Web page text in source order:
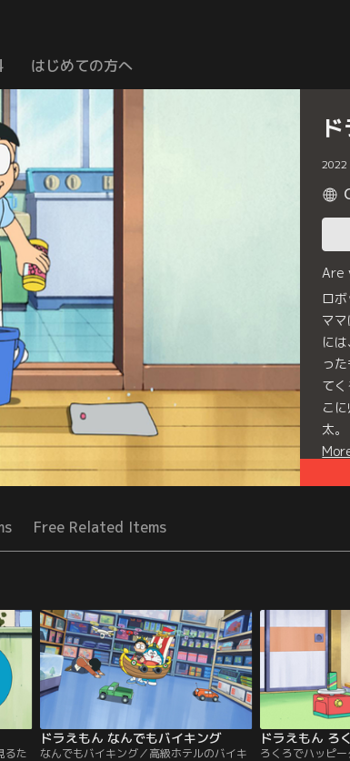
はじめての方へ
2022
Are
ロ
マ
に
っ
て
こ
太。
Free Related Items
るた
ドラえもん なんでもバイキング
なんでもバイキング／高級ホテルのバイキ
ろくろでハッピ